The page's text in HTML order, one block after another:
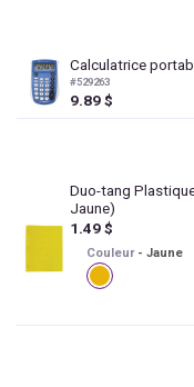
Calculatrice
#529263
9.89$
Duo-tang
Jaune)
1.49$
Couleur - Jaune